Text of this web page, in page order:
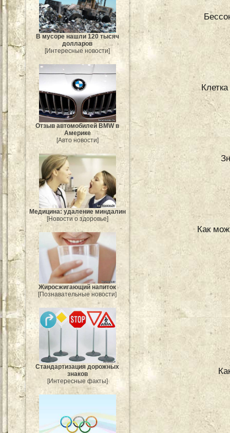
В мусоре нашли 120 тысяч
долларов
[Интересные новости]
Отзыв автомобилей BMW в
Америке
[Авто новости]
Медицина: удаление миндалин
[Новости о здоровье]
Жиросжигающий напиток
[Познавательные новости]
Стандартизация дорожных
знаков
[Интересные факты]
Как